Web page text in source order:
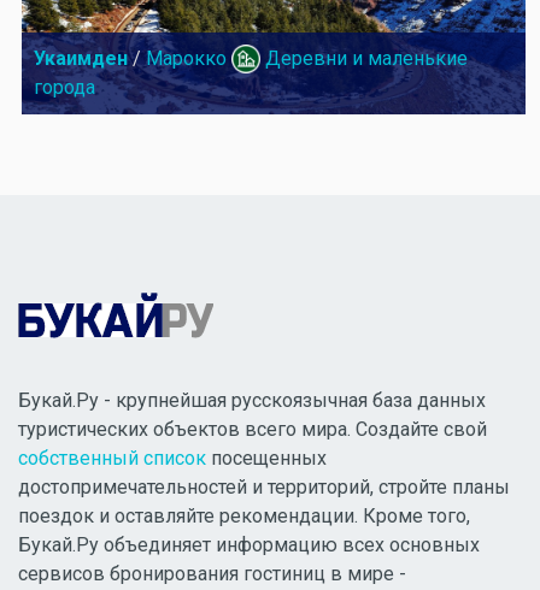
Укаимден/ Марокко
Деревни и маленькие
города
Букай.Ру - крупнейшая русскоязычная база данных
туристических объектов всего мира. Создайте свой
собственный список посещенных
достопримечательностей и территорий, стройте планы
поездок и оставляйте рекомендации. Кроме того,
Букай.Ру объединяет информацию всех основных
сервисов бронирования гостиниц в мире -